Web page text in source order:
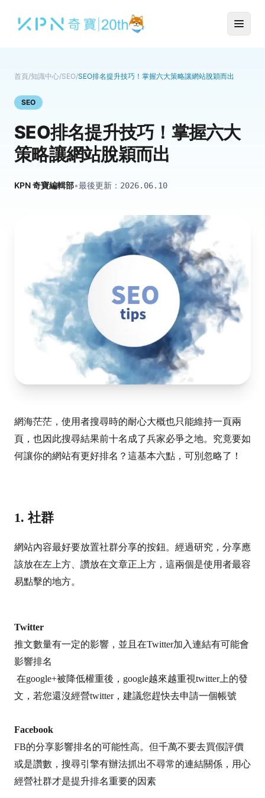
首頁/知識中心/SEO/SEO排名提升技巧！掌握六大策略讓網站脫穎而出
SEO
SEO排名提升技巧！掌握六大
策略讓網站脫穎而出
KPN 奇寶編輯部•最後更新： 2026.06.10
網海茫茫，使用者搜尋時的耐心大概也只能維持一頁兩
頁，也因此搜尋結果前十名成了兵家必爭之地。究竟要如
何讓你的網站有更好排名？這基本六點，可別忽略了！
1. 社群
網站內容最好要放置社群分享的按鈕。經過研究，分享應
該放在左上方、讚放在文章正上方，這兩個是使用者最容
易點擊的地方。
Twitter
推文數量有一定的影響，並且在Twitter加入連結有可能會
影響排名
在google+被降低權重後，google越來越重視twitter上的發
文，若您還沒經營twitter，建議您趕快去申請一個帳號
Facebook
FB的分享影響排名的可能性高。但千萬不要去買假評價
或是讚數，搜尋引擎有辦法抓出不尋常的連結關係，用心
經營社群才是提升排名重要的因素